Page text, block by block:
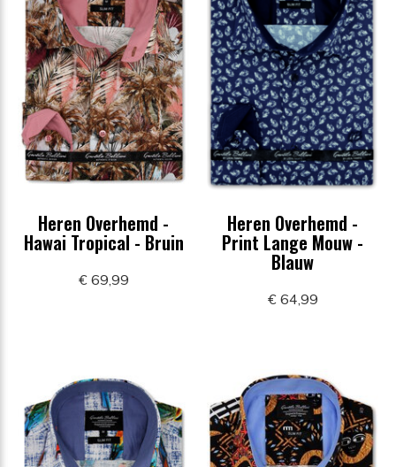
Heren Overhemd -
Hawai Tropical - Bruin
€ 69,99
Heren Overhemd -
Print Lange Mouw -
Blauw
€ 64,99